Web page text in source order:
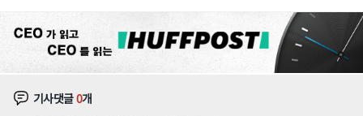
기사댓글0개